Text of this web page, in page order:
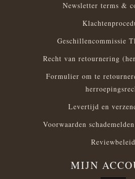
Newsletter terms &
Geschillencommissie
Recht van retournering
Formulier om te
Levertijd en
Voorwaarden
Reviewbeleid
MIJN